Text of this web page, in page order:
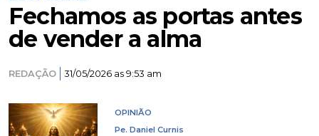
Fechamos as portas antes
de vender a alma
REDAÇÃO 31/05/2026 as 9:53 am
OPINIÃO
Pe. Daniel Curnis